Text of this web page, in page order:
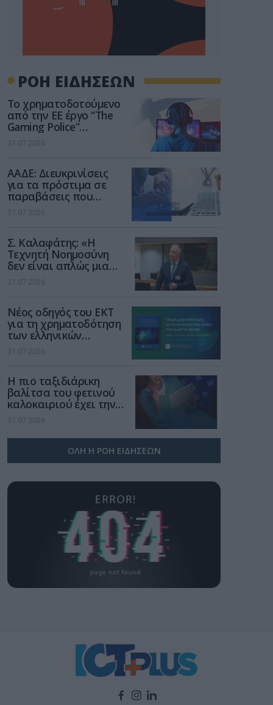
ΡΟΗ ΕΙΔΗΣΕΩΝ
Το χρηματοδοτούμενο
από την ΕΕ έργο “The
Gaming Police”
ενισχύει την ασφάλεια
των παιδιών στο
31.07.2026
ΑΑΔΕ: Διευκρινίσεις
για τα πρόστιμα σε
παραβάσεις που
αφορούν τους ΦΗΜ
31.07.2026
Σ. Καλαφάτης: «Η
Τεχνητή Νοημοσύνη
δεν είναι απλώς μια
νέα τεχνολογία, είναι
μια νέα βιομηχανική
31.07.2026
Νέος οδηγός του ΕΚΤ
για τη χρηματοδότηση
των ελληνικών
επιχειρήσεων στον
χώρο της άμυνας
31.07.2026
Η πιο ταξιδιάρικη
βαλίτσα του φετινού
καλοκαιριού έχει την
υπογραφή της Xiaomi
31.07.2026
ΟΛΗ Η ΡΟΗ ΕΙΔΗΣΕΩΝ